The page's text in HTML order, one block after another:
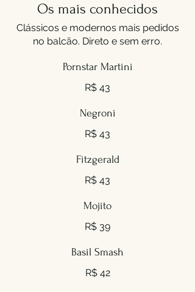
Os mais conhecidos
Clássicos e modernos mais pedidos
no balcão. Direto e sem erro.
Pornstar Martini
R$ 43
Negroni
R$ 43
Fitzgerald
R$ 43
Mojito
R$ 39
Basil Smash
R$ 42